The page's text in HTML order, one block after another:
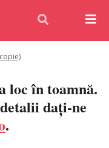
loc în toamnă.
dați-ne
.